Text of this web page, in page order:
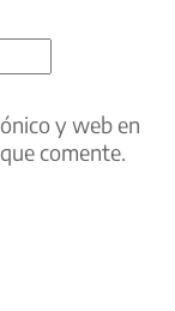
y web en
comente.